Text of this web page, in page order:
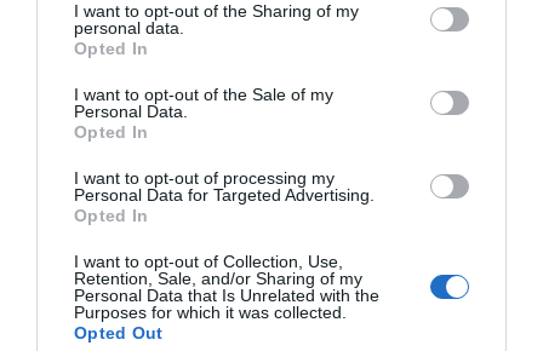
not limited to your visit or usage behaviour. You may click to
grant or deny consent to Google and its third-party tags to
use your data for below specified purposes in below Google
consent section.
I want to opt-out of the Sharing of my
personal data.
Opted In
I want to opt-out of the Sale of my
Personal Data.
Opted In
I want to opt-out of processing my
Personal Data for Targeted Advertising.
Opted In
I want to opt-out of Collection, Use,
Retention, Sale, and/or Sharing of my
Personal Data that Is Unrelated with the
Purposes for which it was collected.
Opted Out
ΕΛΛΑΔΑ